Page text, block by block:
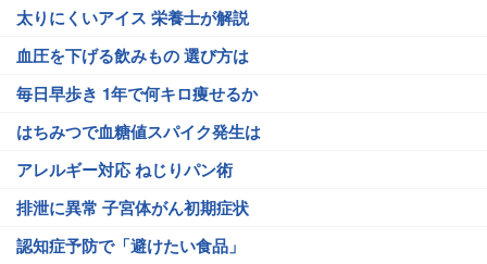
太りにくいアイス 栄養士が解説
血圧を下げる飲みもの 選び方は
毎日早歩き 1年で何キロ痩せるか
はちみつで血糖値スパイク発生は
アレルギー対応 ねじりパン術
排泄に異常 子宮体がん初期症状
認知症予防で「避けたい食品」